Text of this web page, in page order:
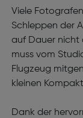
Viele
Schleppen der
auf Dauer nicht
muss vom
Flugzeug
kleinen
Dank der